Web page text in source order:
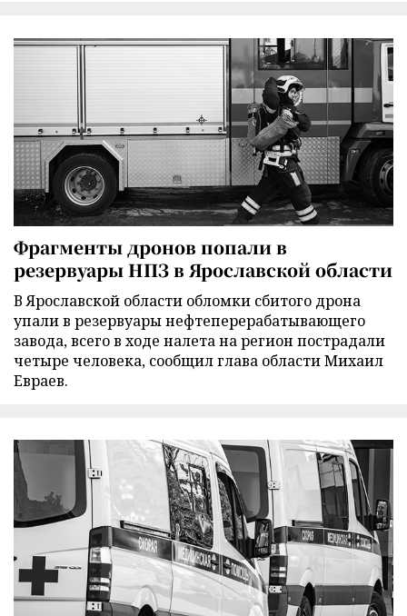
Фрагменты дронов попали в
резервуары НПЗ в Ярославской области
В Ярославской области обломки сбитого дрона
упали в резервуары нефтеперерабатывающего
завода, всего в ходе налета на регион пострадали
четыре человека, сообщил глава области Михаил
Евраев.